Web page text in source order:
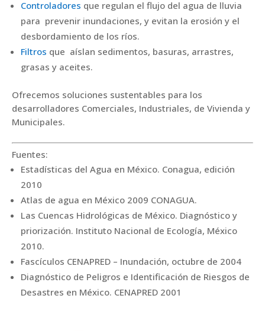
Controladores que regulan el flujo del agua de lluvia
para prevenir inundaciones, y evitan la erosión y el
desbordamiento de los ríos.
Filtros que aíslan sedimentos, basuras, arrastres,
grasas y aceites.
Ofrecemos soluciones sustentables para los
desarrolladores Comerciales, Industriales, de Vivienda y
Municipales.
Fuentes:
Estadísticas del Agua en México. Conagua, edición
2010
Atlas de agua en México 2009 CONAGUA.
Las Cuencas Hidrológicas de México. Diagnóstico y
priorización. Instituto Nacional de Ecología, México
2010.
Fascículos CENAPRED – Inundación, octubre de 2004
Diagnóstico de Peligros e Identificación de Riesgos de
Desastres en México. CENAPRED 2001